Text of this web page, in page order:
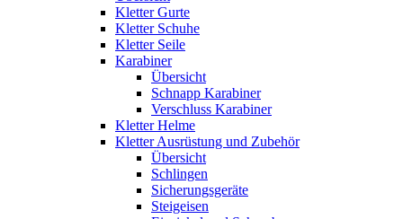
Kletter Gurte
Kletter Schuhe
Kletter Seile
Karabiner
Übersicht
Schnapp Karabiner
Verschluss Karabiner
Kletter Helme
Kletter Ausrüstung und Zubehör
Übersicht
Schlingen
Sicherungsgeräte
Steigeisen